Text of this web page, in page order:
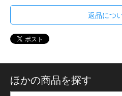
返品につ
ほかの商品を探す